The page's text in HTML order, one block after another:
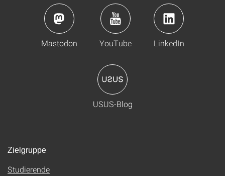
Mastodon YouTube LinkedIn
USUS-Blog
Zielgruppe
Studierende